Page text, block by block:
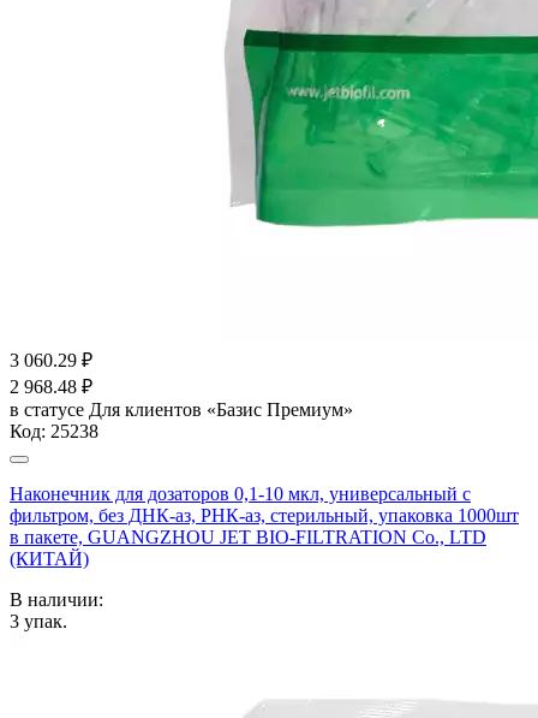
3 060.29 ₽
2 968.48 ₽
в статусе Для клиентов «Базис Премиум»
Код: 25238
Наконечник для дозаторов 0,1-10 мкл, универсальный с
фильтром, без ДНК-аз, РНК-аз, стерильный, упаковка 1000шт
в пакете, GUANGZHOU JET BIO-FILTRATION Co., LTD
(КИТАЙ)
В наличии:
3 упак.